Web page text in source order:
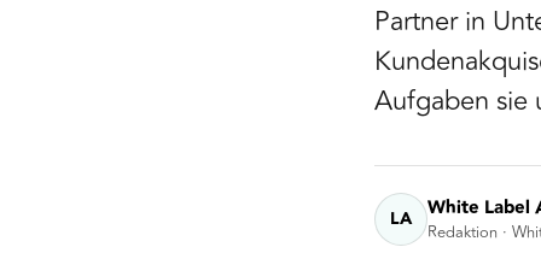
Partner in
Aufgaben sie
LA White Label
Redaktion ·